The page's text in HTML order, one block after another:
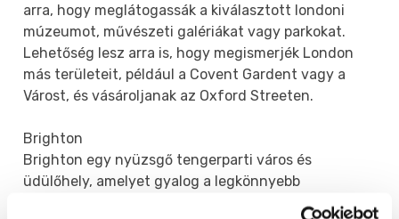
arra, hogy meglátogassák a kiválasztott londoni
múzeumot, művészeti galériákat vagy parkokat.
Lehetőség lesz arra is, hogy megismerjék London
más területeit, például a Covent Gardent vagy a
Várost, és vásároljanak az Oxford Streeten.
Brighton
Brighton egy nyüzsgő tengerparti város és
üdülőhely, amelyet gyalog a legkönnyebb
felfedezni. A túra magában foglal egy sétát a part